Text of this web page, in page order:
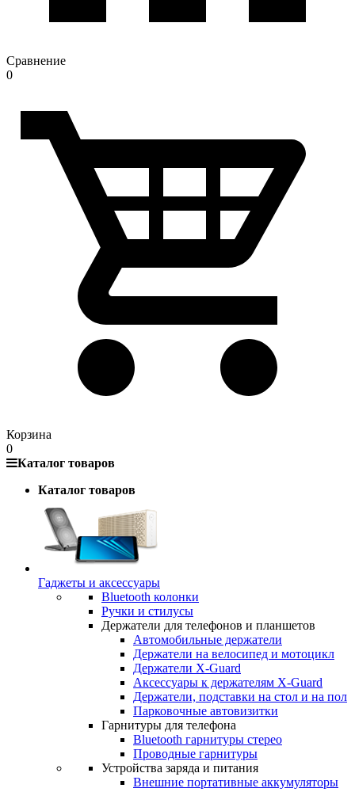
Сравнение
0
Корзина
0
Каталог товаров
Каталог товаров
Гаджеты и аксессуары
Bluetooth колонки
Ручки и стилусы
Держатели для телефонов и планшетов
Автомобильные держатели
Держатели на велосипед и мотоцикл
Держатели X-Guard
Аксессуары к держателям X-Guard
Держатели, подставки на стол и на пол
Парковочные автовизитки
Гарнитуры для телефона
Bluetooth гарнитуры стерео
Проводные гарнитуры
Устройства заряда и питания
Внешние портативные аккумуляторы